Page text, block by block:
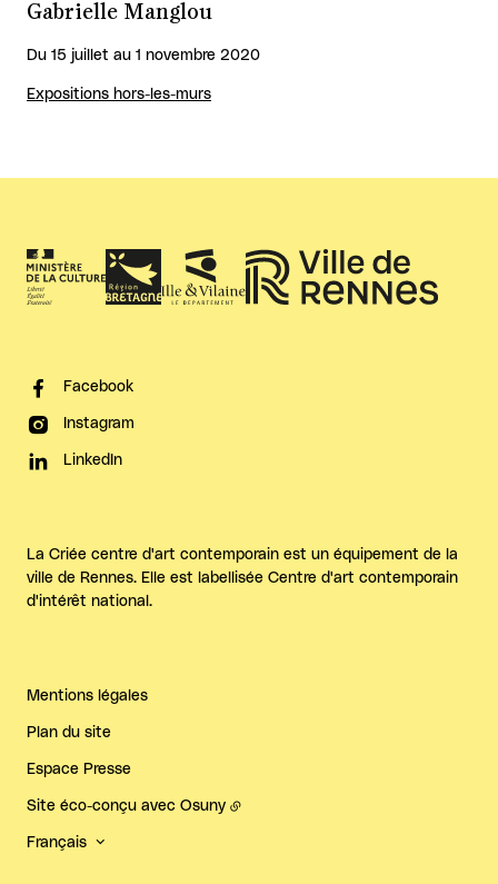
Gabrielle Manglou
Du 15 juillet au 1 novembre 2020
Expositions hors-les-murs
Facebook
Instagram
LinkedIn
La Criée centre d'art contemporain est un équipement de la
ville de Rennes. Elle est labellisée Centre d'art contemporain
d'intérêt national.
Mentions légales
Plan du site
Espace Presse
Site éco-conçu avec Osuny
Français